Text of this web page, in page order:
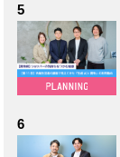
5
6